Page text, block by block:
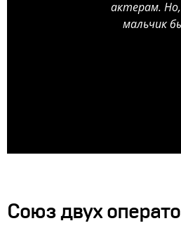
актерам.
мальчик
Союз двух